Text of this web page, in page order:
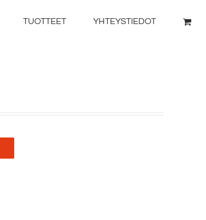
TUOTTEET YHTEYSTIEDOT